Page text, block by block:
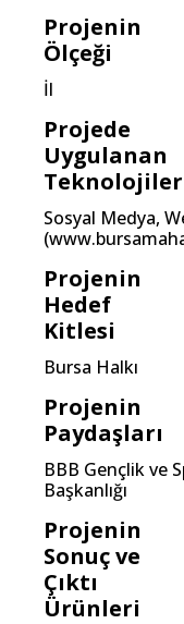
Projenin
Ölçeği
İl
Projede
Uygulanan
Teknolojiler
Sosyal Medya,
Projenin
Hedef
Kitlesi
Bursa Halkı
Projenin
Paydaşları
BBB Gençlik ve
Başkanlığı
Projenin
Sonuç ve
Çıktı
Ürünleri